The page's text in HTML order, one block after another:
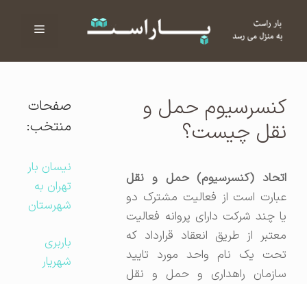
فهرست
کنسرسیوم حمل و
نقل چیست؟
اتحاد (کنسرسیوم) حمل و نقل
عبارت است از فعالیت مشترک دو
یا چند شرکت دارای پروانه فعالیت
معتبر از طریق انعقاد قرارداد که
تحت یک نام واحد مورد تایید
سازمان راهداری و حمل و نقل
صفحات
منتخب:
نیسان بار
تهران به
شهرستان
باربری
شهریار